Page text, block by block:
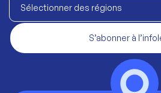
Sélectionner des régions
S’abonner à